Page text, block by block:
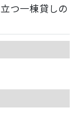
つ一棟貸しの